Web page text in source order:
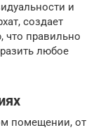
и
создает
что правильно
любое
помещении, от